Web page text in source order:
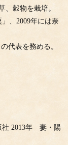
、穀物を栽培。
、2009年には奈
代表を務める。
社 2013年 妻・陽